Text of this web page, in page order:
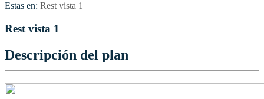
Estas en: Rest vista 1
Rest vista 1
Descripción del plan